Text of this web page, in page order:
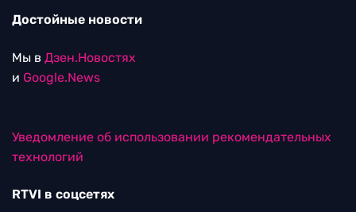
Достойные новости
Мы в Дзен.Новостях
и Google.News
Уведомление об использовании рекомендательных
технологий
RTVI в соцсетях